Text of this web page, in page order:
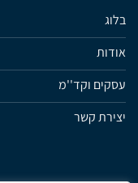
בלוג
אודות
עסקים וקד''מ
יצירת קשר